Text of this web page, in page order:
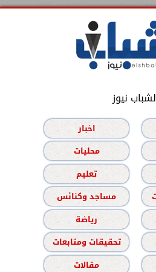
نيوز
اخبار
محليات
تعليم
مساجد وكنائس
رياضة
تحقيقات ومتابعات
مقالات